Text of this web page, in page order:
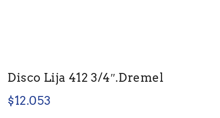
Disco Lija 412 3/4″.Dremel
$12.053